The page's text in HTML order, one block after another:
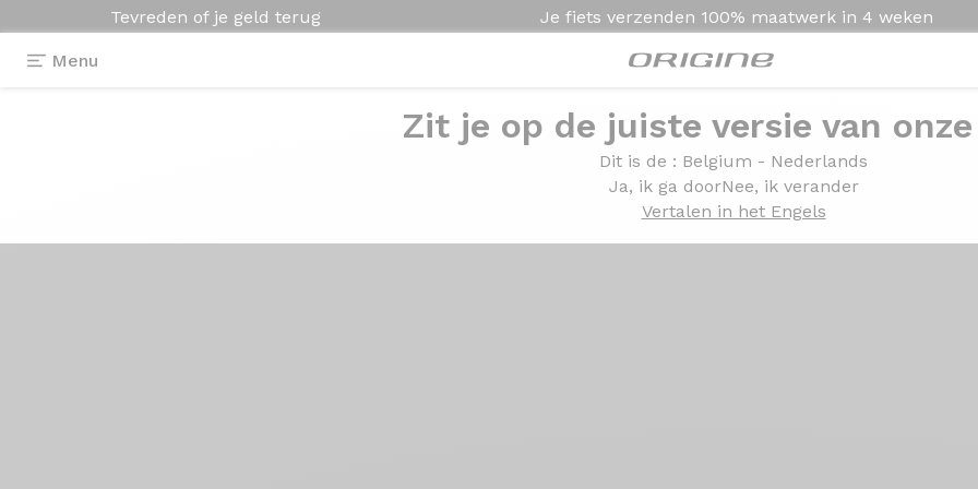
Tevreden of je geld terug Je fiets verzenden 100% maatwerk in 4 weken
Menu
Zit je op de juiste versie van
Dit is de : Belgium - Nederlands
Ja, ik ga doorNee, ik verander
Vertalen in het Engels
Presentatie